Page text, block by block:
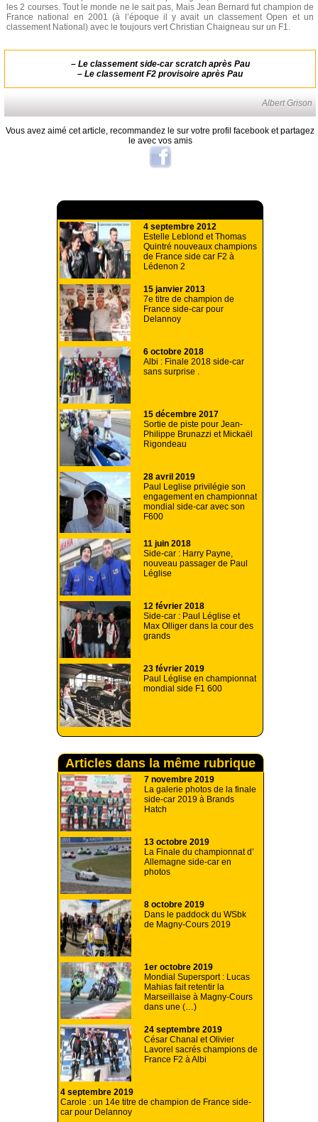
les 2 courses. Tout le monde ne le sait pas, Mais Jean Bernard fut champion de
France national en 2001 (à l’époque il y avait un classement Open et un
classement National) avec le toujours vert Christian Chaigneau sur un F1.
– Le classement side-car scratch après Pau
– Le classement F2 provisoire après Pau
Albert Grison
Vous avez aimé cet article, recommandez le sur votre profil facebook et partagez
le avec vos amis
4 septembre 2012
Estelle Leblond et Thomas
Quintré nouveaux champions
de France side car F2 à
Lédenon 2
15 janvier 2013
7e titre de champion de
France side-car pour
Delannoy
6 octobre 2018
Albi : Finale 2018 side-car
sans surprise .
15 décembre 2017
Sortie de piste pour Jean-
Philippe Brunazzi et Mickaël
Rigondeau
28 avril 2019
Paul Leglise privilégie son
engagement en championnat
mondial side-car avec son
F600
11 juin 2018
Side-car : Harry Payne,
nouveau passager de Paul
Léglise
12 février 2018
Side-car : Paul Léglise et
Max Olliger dans la cour des
grands
23 février 2019
Paul Léglise en championnat
mondial side F1 600
Articles dans la même rubrique
7 novembre 2019
La galerie photos de la finale
side-car 2019 à Brands
Hatch
13 octobre 2019
La Finale du championnat d’
Allemagne side-car en
photos
8 octobre 2019
Dans le paddock du WSbk
de Magny-Cours 2019
1er octobre 2019
Mondial Supersport : Lucas
Mahias fait retentir la
Marseillaise à Magny-Cours
dans une (…)
24 septembre 2019
César Chanal et Olivier
Lavorel sacrés champions de
France F2 à Albi
4 septembre 2019
Carole : un 14e titre de champion de France side-
car pour Delannoy